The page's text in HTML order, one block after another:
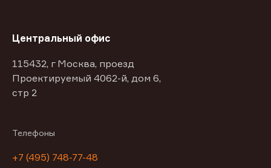
Центральный офис
115432, г Москва, проезд
Проектируемый 4062-й, дом 6,
стр 2
Телефоны
+7 (495) 748-77-48